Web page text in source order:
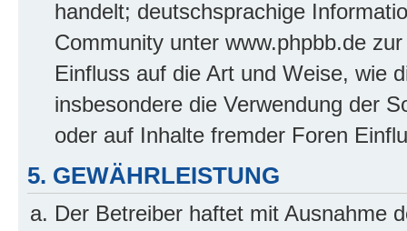
handelt; deutschsprachige
Community unter www.phpbb.de
Einfluss auf die Art und Weise, wie
insbesondere die Verwendung der
oder auf Inhalte fremder Foren
5. GEWÄHRLEISTUNG
Der Betreiber haftet mit Ausnahme